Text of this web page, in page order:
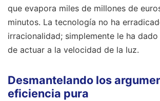
que evapora miles de millones de
minutos. La tecnología no ha
irracionalidad; simplemente le ha
de actuar a la velocidad de la luz.
Desmantelando los
eficiencia pura